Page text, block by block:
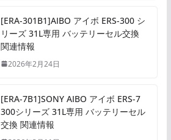
[ERA-301B1]AIBO アイボ ERS-300 シ
リーズ 31L専用 バッテリーセル交換
関連情報
2026年2月24日
[ERA-7B1]SONY AIBO アイボ ERS-7
300シリーズ 31L専用 バッテリーセル
交換 関連情報